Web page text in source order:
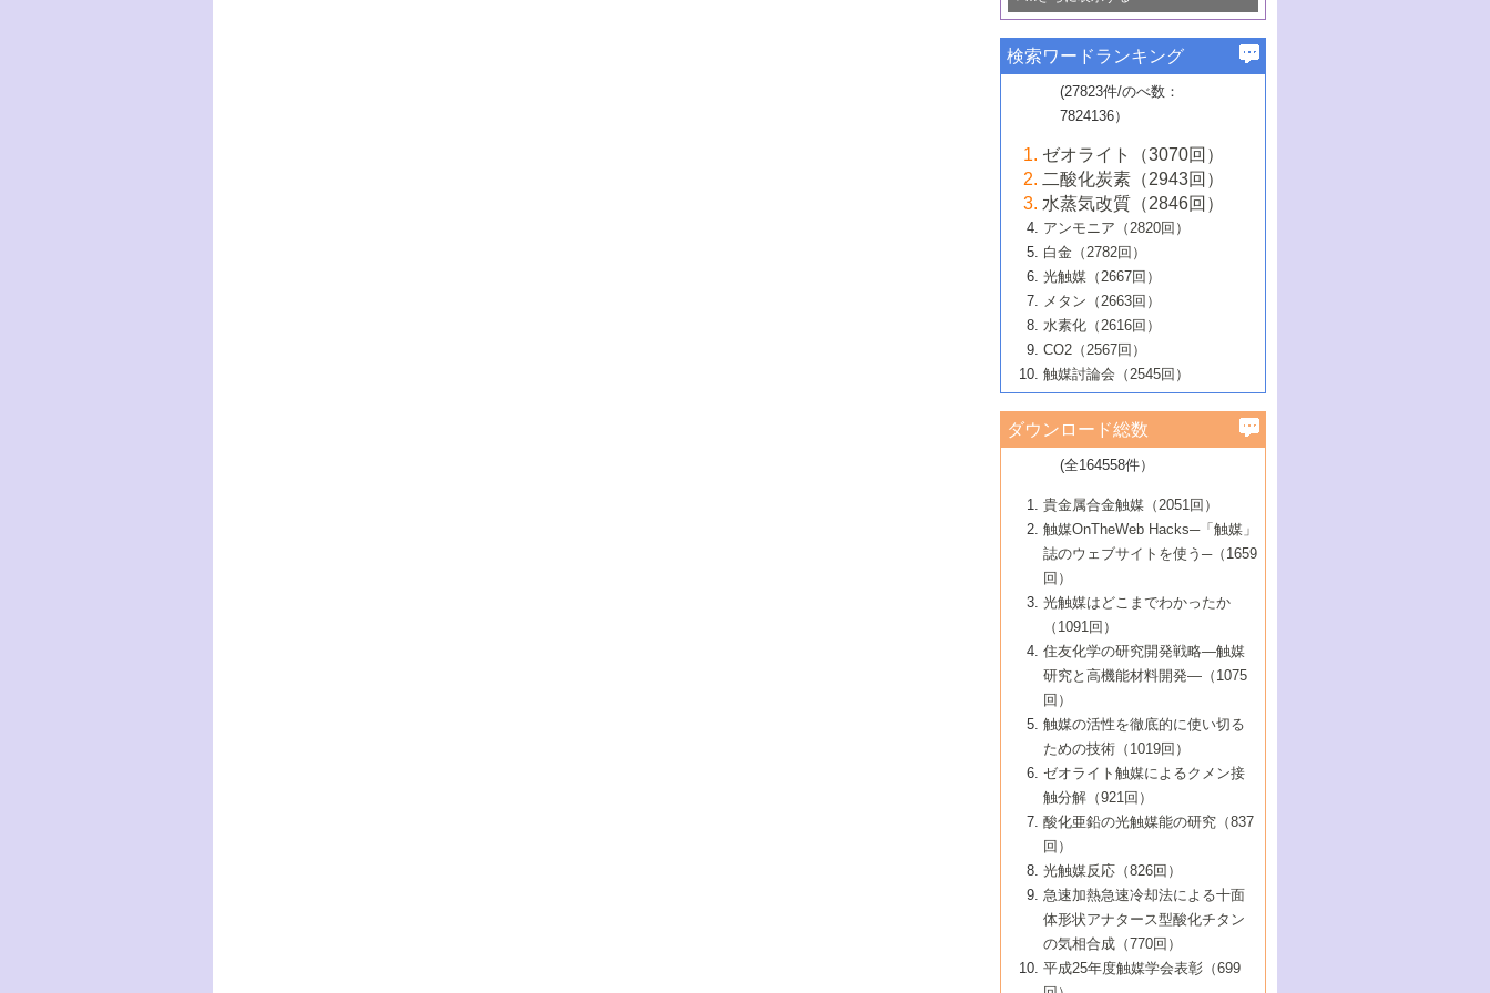
6号 ヘテロ接合界面
B号 第135回触媒討論会（2025年）
B号 第133回触媒討論会（2023年）
6号 窒素とリンの循環のための触媒・機
能性材料
若き触媒の研究者たち～（2）
6号 石油のノーブル・ユースを志向した
触媒技術
大学：オンライン・対面開催）
5号 情報学的手法を用いた触媒開発
6号 カーボンニュートラルに向けた電解
技術
B号 第127回触媒討論会（2021年・オン
ライン開催(Zoom)のみ）
3号 水処理のための触媒化学
4号 光触媒を用いた水分解の最新の研究
動向
5号 次世代の触媒プロセスを支えるマイ
6号 メタン転換技術の最新動向
B号 第125回触媒討論会（2020年・工学
院大学）
関わる触媒開発動向
3号 精密高分子合成に関する最近の研究
動向
4号 バイオマス化成品製造のための触媒
5号 固体触媒による含窒素有機化合物変
換の最前線
6号 貴金属使用量低減に向けた自動車排
ガス浄化触媒の開発
B号 第123回触媒討論会（2019年・大阪
3号 ナノ粒子・クラスター触媒の最前線
4号 60周年記念企画
5号 進化するゼオライト合成技術
6号 非貴金属系触媒における電気化学的
B号 第121回触媒討論会（2018年・東京
大学）
最先端技術
3号 無機分離膜材料の開発と触媒反応プ
ロセスへの適用
5号 水素のふるまいを解き明かす最先端
研究
6号 低級アルカンの有効利用のための触
媒技術
B号 第119回触媒討論会（2017年・首都
大学東京）
1号 ユニークな構造の高分子を生み出す触
2号 リグニンからの化成品製造に向けた触
媒技術
3号 触媒研究の最先端～とびたて若き研究
者たち～（1）
4号 触媒研究の最先端～とびたて若き研究
者たち～（2）
5号 触媒研究の最先端～とびたて若き研究
者たち～（3）
6号 イオニクス材料と燃料電池・電解合成
の最新の研究動向
B号 第117回触媒討論会（2016年・大阪府
立大学）
▼57巻（2015年）
1号 水素キャリアにかかわる触媒技術の新
2号 石油精製用触媒の最近の進展
3号 固体酸化物形燃料電池（SOFC）におけ
るアノード触媒上での燃料直接改質技術
4号 コアシェル構造の制御による触媒機能
5号 工業触媒およびその周辺技術の最近の
進歩
6号 ナノシート
B号 第115回触媒討論会（2015年・成蹊大
▼56巻（2014年）
2号 光触媒反応機構に関する最新の研究動
向
開発動向
4号 人工光合成に向けた近年のアプローチ
5号 未利用熱エネルギーの有効活用に貢献
する触媒技術
6号 ポリオキソメタレート
B号 第113回触媒討論会（2014年・ロワジ
ールホテル豊橋）
1号 高耐久性燃料電池システム用触媒にお
ける新展開
2号 リビングラジカル重合の最近の動向
3号 天然ガスの化学工業的展開に関する触
媒技術
4号 貴金属触媒の精密構造制御とその活用
5号 バイオマス化成品製造のための固体触
6号 ナノ空間─吸着状態解析から新機能開拓
B号 第111回触媒討論会（2013年・関西大
▼54巻（2012年）
1号 規則性多孔体の利用技術における最近
の進歩
2号 第109回触媒討論会
3号 貴金属低減技術の最新動向
4号 貴金属代替技術の最新動向
5号 光触媒による物質変換反応の新展開
6号 グラフェン
7号 水素を利用する化成品合成の新潮流
▼53巻（2011年）
1号 金属学から見る合金触媒の新展開
2号 第107回触媒討論会
3号 触媒のその場観察法の進歩（１）
4号 触媒のその場観察法の進歩（２）
5号 不活性結合の触媒的活性化による有機
合成
6号 新しい固体酸触媒技術
7号 ゼオライト合成における最近の進歩
▼52巻（2010年）
1号 触媒の劣化対策と長寿命触媒開発
2号 第105回触媒討論会
3号 ナノ構造が拓く新機能
4号 活性サイトおよびその環境の精密な設
計による触媒の高機能化
5号 触媒を有効に使うための技術
7号 有機分子触媒による精密有機合成
8号 高機能化ポリオレフィンに向けた重合
触媒の最近の進展
1号 炭素材料－熱い注目を集める材料－
2号 第103回触媒討論会
3号 環境浄化用光触媒の現状と課題
4号 水素社会の実現に向けた水素製造・貯
蔵技術の進歩
5号 CO2が関わる触媒・材料
7号 持続可能社会実現のための触媒および
触媒関連技術
▼50巻（2008年）
1号 触媒化学と学会のこの10年，半世紀，
そして未来
2号 第101回触媒討論会
4号 錯体を利用したユニークな表面構造の
構築と機能
5号 若手会員による触媒研究の未来展望1：
企業編
6号 第102回触媒討論会
7号 触媒・化学反応における計算化学の進
8号 若手研究者による触媒研究の未来展望
2：大学・研究所編
▼49巻（2007年）
1号 含フッ素化合物の合成と触媒
2号 第99回触媒討論会
3号 実用的ファインケミカル合成プロセス
を実現する触媒
5号 こんな物質，あんな物質―新たな触媒
の可能性―
7号 『結晶の化学』を活かした触媒研究
8号 イオン液体の応用
▼48巻（2006年）
1号 固体酸触媒の最近の進歩
2号 第97回触媒討論会
3号 リビング重合触媒の最近の展開
5号 水素製造・貯蔵のための触媒技術の新
しい展開
6号 第98回触媒討論会
7号 基礎化学品製造の触媒技術
8号 多機能型リアクター
1号 最近の触媒担体とその効果
2号 第95回触媒討論会
4号 水分解用光触媒材料
5号 時間分解分光の進歩と応用
6号 第96回触媒討論会
8号 超臨界流体を用いた化学プロセスの新
▼46巻（2004年）
1号 部分酸化反応触媒の最前線
2号 第93回触媒討論会
3号 特殊エネルギー場の触媒反応
4号 生体内における金属の触媒作用
5号 ファインケミカルズの展開に寄与する
6号 第94回触媒討論会
7号 サブナノレベルでみた新しい表面現象
8号 オレフィン重合触媒の新たな展
▼45巻（2003年）
1号 なぜこの触媒が良いのか？
2号 第91回触媒討論会
3号 最近の自動車排ガス処理技術
4号 触媒研究の現状と将来─第90回触媒討論
5号 基礎化学品製造の触媒技術
6号 第92回触媒討論会
7号 基礎化学品製造の触媒技術
8号 資源の循環と触媒技術
▼44巻（2002年）
1号 高次制御された触媒の化学
2号 第89回触媒討論会
3号 触媒を利用した電気化学の新展開
4号 ナノ材料の調製と機能化
5号 こんな触媒が欲しい
6号 第90回触媒討論会
7号 触媒研究と学術雑誌/情報
8号 若い世代からみた触媒化学の現状と未
▼43巻（2001年）
1号 グリーンケミストリーと触媒
2号 第87回触媒討論会特集号
3号 生体触媒とバイオプロセス
4号 水素製造・利用の触媒化学
5号 触媒研究における新しい切り口：コン
ビナトリアルケミストリー
6号 第88回触媒討論会特集号
7号 企業における触媒研究のブレークスル
8号 この材料を触媒として使ってみません
▼42巻（2000年）
1号 触媒反応工学の明日を拓く
2号 第85回触媒討論会
3号 反応ダイナミクス
5号 触媒のおもしろさをどのように伝える
6号 第86回触媒討論会
7号 水素化精製触媒の新しい展開
8号 新しい反応性と機能性を目指した金属
クラスタ-化学
▼41巻（1999年）
1号 孔、穴、あな?-特異な空間とその利用-
2号 第83回触媒討論会
3号 均一系触媒反応最前線
4号 実用炭素材料の新展開
5号 研究の方法論を考える
7号 機能性金属材料と触媒
8号 触媒研究へのNMRの応用と展望
▼40巻（1998年）
進展と21世紀への提言/創立40周年記念・触
媒学会この10年の歩みとこれから/創立40周
2号 第81回触媒討論会
3号 計算機触媒化学へのさそい
4号 触媒劣化の制御と予測
5号 最新の実用プロセスと触媒
6号 第82回触媒討論会
7号 ナノ構造体の化学
8号 あの反応は今
1号 均一系と不均一系触媒反応-その特徴と
接点
2号 第79回触媒討論会
3号 最新NO除去触媒の実用化研究
4号 新しい反応場を目指した触媒調製
5号 反応・分離技術の新しい展開
6号 第80回触媒討論会
8号 AFMでみる世界
▼38巻（1996年）
1号 触媒の構造と触媒作用/C1化学を中心と
する21世紀への触媒
3号 オリンピックメダル:金・銀・銅はどん
な触媒作用を示すか
4号 触媒作用における機能の複合化
5号 未来を拓け！若手研究者
6号 第78回触媒討論会
7号 ダイナミックな領域への触媒研究の展
開/C1化学を中心とする21世紀への触媒
▼37巻（1995年）
1号 ファインケミカルズと固体触媒
2号 第75回触媒討論会
3号 希土類を利用した触媒
4号 触媒とリサイクル
5号 エネルギー変換触媒
6号 第76回触媒討論会
7号 表面吸着相の新しい展開
8号 マイクロポーラス・クリスタル触媒の
▼36巻（1994年）
1号 電気化学と触媒
2号 第73回触媒討論会
3号 C4化学の展開
4号 《通常号》
5号 《通常号》
6号 第74回触媒討論会
▼35巻（1993年）
1号 工業触媒開発マニュアル―探索から工
業化まで
2号 第71回触媒討論会
3号 研究開発のうらおもて―着想と展開
4号 触媒劣化と寿命の予測
5号 環境に優しい触媒
▼34巻（1992年）
1号 インパクトを与えたこの研究
2号 第69回触媒討論会
3号 ケミカルズ合成触媒―新しい展開と応
▼33巻（1991年）
1号 触媒プロセス開発マニュアル―探索か
ら工業化まで，知っておきたいこと PartII
2号 第67回触媒討論会
▼32巻（1990年）
1号 21世紀に向けて触媒研究の飛躍をめざ
す―触媒化学の裾野を広げよう
2号 第65回触媒討論会
▼31巻（1989年）
1号 情報科学と反応設計・材料設計
▼30巻（1988年）
検索ワードランキング
(27823件/のべ数：
7824136）
ゼオライト（3070回）
二酸化炭素（2943回）
水蒸気改質（2846回）
アンモニア（2820回）
白金（2782回）
光触媒（2667回）
メタン（2663回）
水素化（2616回）
CO2（2567回）
触媒討論会（2545回）
ダウンロード総数
(全164558件）
貴金属合金触媒（2051回）
触媒OnTheWeb Hacks─「触媒」
誌のウェブサイトを使う─（1659
回）
光触媒はどこまでわかったか
（1091回）
住友化学の研究開発戦略―触媒
研究と高機能材料開発―（1075
回）
触媒の活性を徹底的に使い切る
ための技術（1019回）
ゼオライト触媒によるクメン接
触分解（921回）
酸化亜鉛の光触媒能の研究（837
回）
光触媒反応（826回）
急速加熱急速冷却法による十面
体形状アナタース型酸化チタン
の気相合成（770回）
平成25年度触媒学会表彰（699